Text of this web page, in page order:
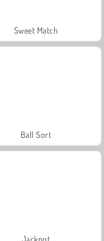
Sweet Match
Ball Sort
Jackpot